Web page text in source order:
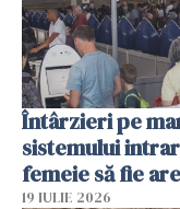
Întârzieri pe
sistemului
femeie să fie
19 IULIE 2026